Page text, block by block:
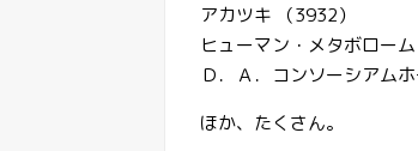
アカツキ （3932）
ヒューマン・メタボロー
Ｄ．Ａ．コンソーシアム
ほか、たくさん。